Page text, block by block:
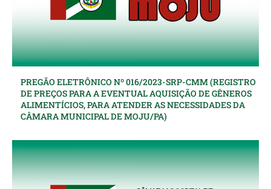
PREGÃO ELETRÔNICO Nº 016/2023-SRP-CMM (REGISTRO
DE PREÇOS PARA A EVENTUAL AQUISIÇÃO DE GÊNEROS
ALIMENTÍCIOS, PARA ATENDER AS NECESSIDADES DA
CÂMARA MUNICIPAL DE MOJU/PA)